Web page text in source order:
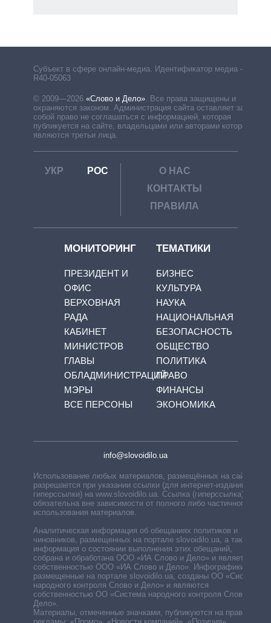
Субъект в сфере онлайн-медиа. Идентификатор медиа –
R40-05063
© 2009—2026 «Слово и Дело»
Все права защищены и
охраняются законом. Администрация сайта оставляет за
собой право не соглашаться с информацией, которая
публикуется на сайте, владельцами или авторами которой
являются третьи лица.
УКР РОС
О НАС
КОНТАКТЫ
ПРАВИЛА
МОНИТОРИНГ
ПРЕЗИДЕНТ И
ОФИС
ВЕРХОВНАЯ
РАДА
КАБИНЕТ
МИНИСТРОВ
ГЛАВЫ
ОБЛАДМИНИСТРАЦИЙ
МЭРЫ
ВСЕ ПЕРСОНЫ
ТЕМАТИКИ
БИЗНЕС
КУЛЬТУРА
НАУКА
НАЦИОНАЛЬНАЯ
БЕЗОПАСНОСТЬ
ОБЩЕСТВО
ПОЛИТИКА
ПРАВО
ФИНАНСЫ
ЭКОНОМИКА
info@slovoidilo.ua
Использование любых материалов, размещённых на сайте,
разрешается при указании ссылки (для интернет-изданий —
гиперссылки) на www.slovoidilo.ua. Ссылка (гиперссылка)
обязательна вне зависимости от полного либо частичного
использования материалов.
Аналитическая информация об обещаниях политиков и
чиновников, размещенных на портале slovoidilo.ua, а также
информация о состоянии выполнения этих обещаний,
собрана и обработана ООО «ИА Слово и Дело» и является
собственностью ООО «ИА Слово и Дело». Инфографики,
размещенные на портале slovoidilo.ua, созданы ОО «Система
народного контроля Слово и Дело» и являются
собственностью ОО «Система народного контроля Слово и
Дело».
Материалы, отмеченные значками, публикуются на правах